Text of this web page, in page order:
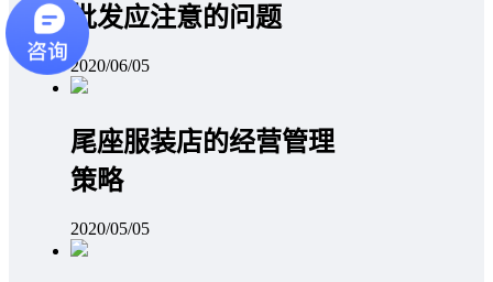
批发应注意的问题
2020/06/05
尾座服装店的经营管理
策略
2020/05/05